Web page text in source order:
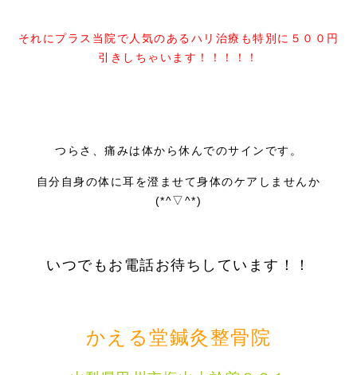
それにプラス当院で人気のあるハリ治療も特別に５００円
引きしちゃいます！！！！！
つらさ、痛みは体から休んでのサインです。
自分自身の体に耳を澄ませて身体のケアしませんか
(*^▽^*)
いつでもお電話お待ちしています！！
かえる堂鍼灸整骨院